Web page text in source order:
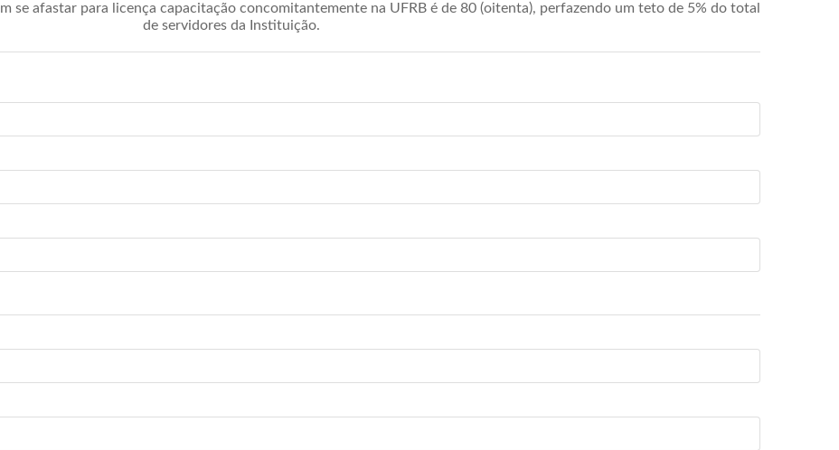
se afastar para licença capacitação concomitantemente na UFRB é de 80 (oitenta), perfazendo um teto de 5% do total
de servidores da Instituição.